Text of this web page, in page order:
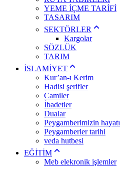
YEME İÇME TARİFİ
TASARIM
SEKTÖRLER
Kargolar
SÖZLÜK
TARIM
İSLAMİYET
Kur’an-ı Kerim
Hadisi şerifler
Camiler
İbadetler
Dualar
Peygamberimizin hayatı
Peygamberler tarihi
veda hutbesi
EĞİTİM
Meb elekronik işlemler